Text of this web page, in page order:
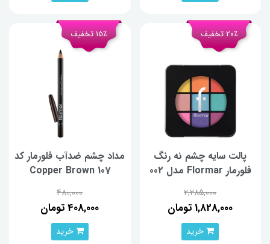
پالت سایه چشم نه رنگ
فلورمار Flormar مدل 002
2,285,000
1,828,000 تومان
20٪ تخفیف
خرید
مداد چشم ضدآب فلورمار کد
107 Copper Brown
480,000
408,000 تومان
15٪ تخفیف
خرید